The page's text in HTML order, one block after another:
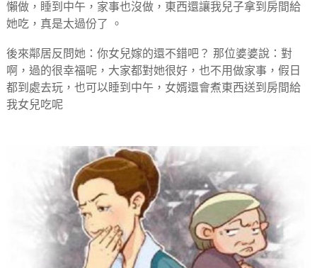
懶做，睡到中午，家事也沒做，東西還讓我兒子拿到房間給
她吃，真是太過份了 。
後來鄰居反問她：你女兒嫁的還不錯吧？ 那位婆婆說：對
啊，過的很幸福呢，大家都對她很好，也不用做家事，假日
都到處去玩，也可以睡到中午，女婿還會煮東西送到房間給
我女兒吃呢